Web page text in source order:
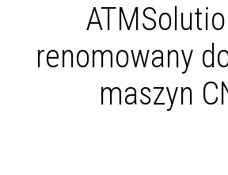
renomowany
maszyn